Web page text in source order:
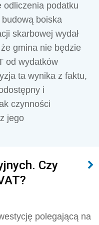
odliczenia podatku
boiska
skarbowej wydał
gmina nie będzie
od wydatków
ta wynika z faktu,
i
czynności
jego
Czy
polegającą na